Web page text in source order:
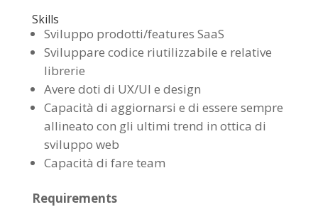
Skills
Sviluppo prodotti/features SaaS
Sviluppare codice riutilizzabile e relative
librerie
Avere doti di UX/UI e design
Capacità di aggiornarsi e di essere sempre
allineato con gli ultimi trend in ottica di
sviluppo web
Capacità di fare team
Requirements